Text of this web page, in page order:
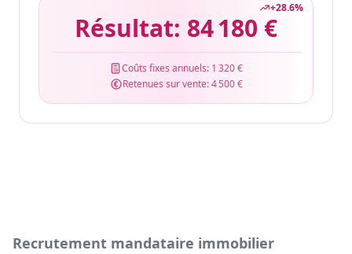
+28.6%
Résultat: 84 180 €
Coûts fixes annuels: 1 320 €
Retenues sur vente:4 500 €
Recrutement mandataire immobilier